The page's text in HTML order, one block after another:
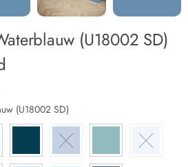
(U18002 SD)
(U18002 SD)